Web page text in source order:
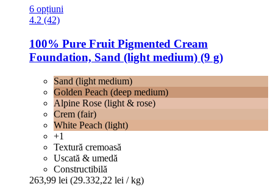
6 opțiuni
4.2 (42)
100% Pure Fruit Pigmented Cream
Foundation, Sand (light medium) (9 g)
Sand (light medium)
Golden Peach (deep medium)
Alpine Rose (light & rose)
Crem (fair)
White Peach (light)
+1
Textură cremoasă
Uscată & umedă
Constructibilă
263,99 lei (29.332,22 lei / kg)